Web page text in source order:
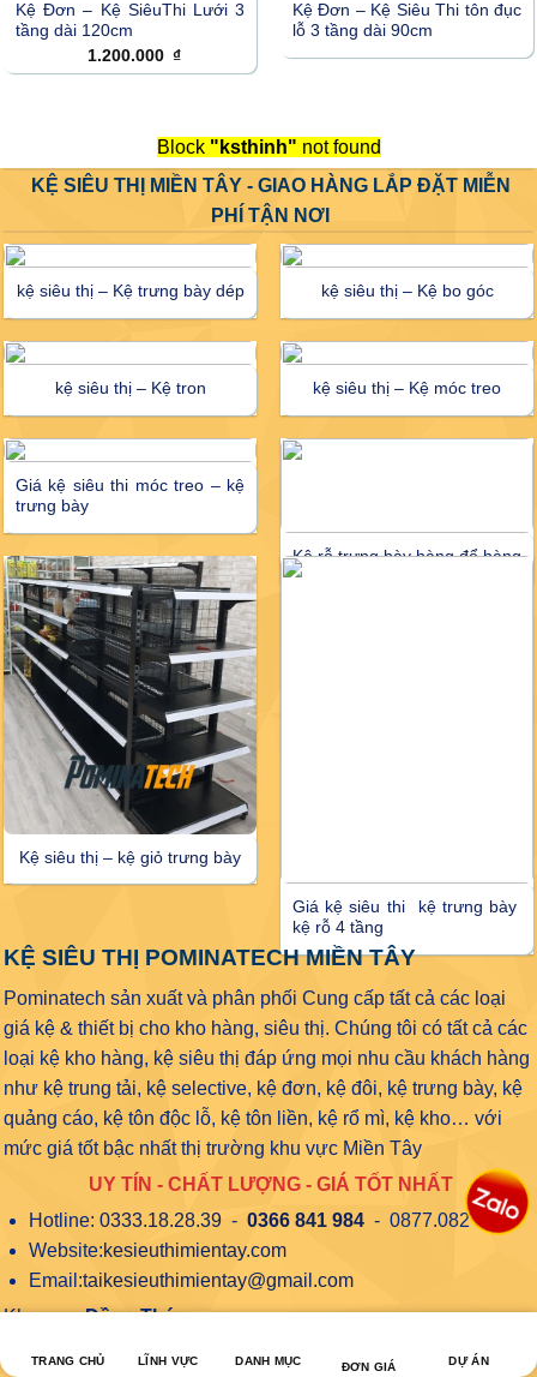
Kệ Đơn – Kệ SiêuThi Lưới 3
tầng dài 120cm
1.200.000 ₫
Kệ Đơn – Kệ Siêu Thi tôn đục
lỗ 3 tầng dài 90cm
Block "ksthinh" not found
KỆ SIÊU THỊ MIỀN TÂY - GIAO HÀNG LẮP ĐẶT MIỄN
PHÍ TẬN NƠI
kệ siêu thị – Kệ trưng bày dép kệ siêu thị – Kệ bo góc
kệ siêu thị – Kệ tron kệ siêu thị – Kệ móc treo
Giá kệ siêu thi móc treo – kệ
trưng bày
Kệ rỗ trưng bày hàng để hàng
Kệ siêu thị – kệ giỏ trưng bày
Giá kệ siêu thi kệ trưng bày
kệ rỗ 4 tầng
KỆ SIÊU THỊ POMINATECH MIỀN TÂY
Pominatech sản xuất và phân phối Cung cấp tất cả các loại
giá kệ & thiết bị cho kho hàng, siêu thị. Chúng tôi có tất cả các
loại kệ kho hàng, kệ siêu thị đáp ứng mọi nhu cầu khách hàng
như kệ trung tải, kệ selective, kệ đơn, kệ đôi, kệ trưng bày, kệ
quảng cáo, kệ tôn độc lỗ, kệ tôn liền, kệ rổ mì, kệ kho… với
mức giá tốt bậc nhất thị trường khu vực Miền Tây
UY TÍN - CHẤT LƯỢNG - GIÁ TỐT NHẤT
Hotline: 0333.18.28.39- 0366 841 984- 0877.082 487
Website:kesieuthimientay.com
Email:taikesieuthimientay@gmail.com
Khu vực:Đồng Tháp
TỔNG KHO KỆ SIÊU THỊ MIỀN TÂY POMINATECH
TRANG CHỦ LĨNH VỰC DANH MỤC ĐƠN GIÁ DỰ ÁN